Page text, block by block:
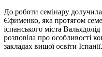
До роботи семінару
Єфименко, яка протягом
іспанського міста
розповіла про особливості
закладах вищої освіти Іспанії.